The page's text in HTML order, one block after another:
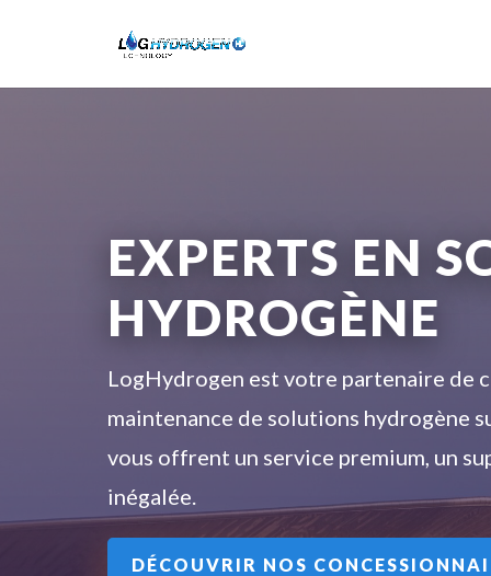
EXPERTS EN
HYDROGÈNE
LogHydrogen est votre partenaire de
maintenance de solutions hydrogène
vous offrent un service premium, un
inégalée.
DÉCOUVRIR NOS